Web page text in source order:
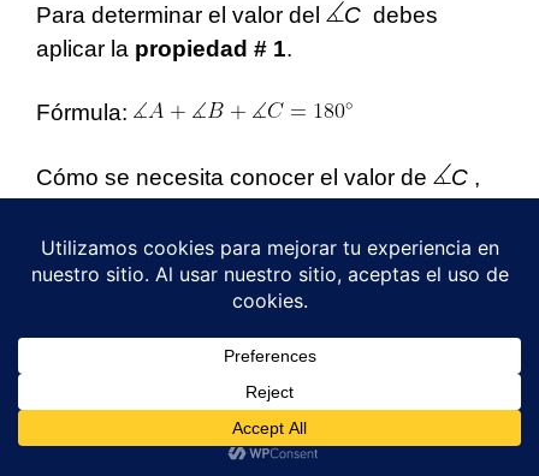
Para determinar el valor del C debes
aplicar la propiedad # 1.
Fórmula:
Cómo se necesita conocer el valor de C ,
siguiente manera:
determinar el ángulo C.
¿Necesitas una tutoría virtual? 👩‍🏫